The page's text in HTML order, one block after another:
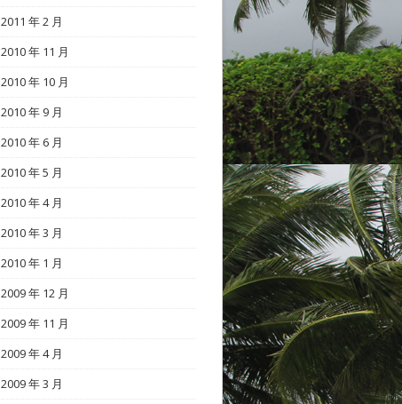
2011 年 2 月
2010 年 11 月
2010 年 10 月
2010 年 9 月
2010 年 6 月
2010 年 5 月
2010 年 4 月
2010 年 3 月
2010 年 1 月
2009 年 12 月
2009 年 11 月
2009 年 4 月
2009 年 3 月